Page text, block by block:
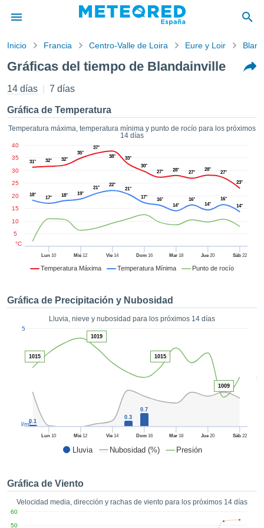
de
por
para
que la
que se
a este
las
y
forma
digital
basada
nuestra
el botón
ya sean
así como
un perfil
para
CONTINUAR
CONFIGURACIÓN
Inicio Francia Centro-Valle de Loira Eure y Loir
Gráficas del tiempo de Blandainville
14 días 7 días
Gráfica de Temperatura
Temperatura máxima, temperatura mínima y punto de rocío para los próximos
14 días
Temperatura Máxima Temperatura Mínima Punto de rocío
Lun 10 Mié 12 Vie 14 Dom16 Mar18 Jue 20 Sáb22
5
10
15
20
25
30
35
40
°C
31° 32° 32°
35°
37°
38°
33°
30°
27°
28° 27°
28°
27°
23°
18°
17° 18° 19°
21°
22°
21°
17°
16°
14°
16°
14°
16°
14°
Gráfica de Precipitación y Nubosidad
Lluvia, nieve y nubosidad para los próximos 14 días
Lluvia Nubosidad (%) Presión
50
Lun 10 Mié 12 Vie 14 Dom16 Mar18 Jue 20 Sáb22
5
l/m²0.1
0.3
0.7
1015
1019
1015
1009
Gráfica de Viento
Velocidad media, dirección y rachas de viento para los próximos 14 días
50
60